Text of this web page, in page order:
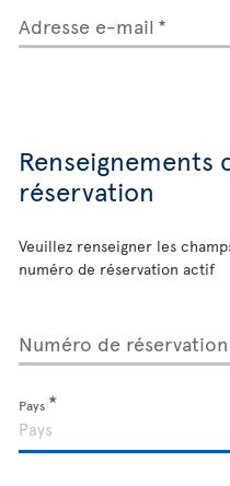
Adresse e-mail
Renseignements
réservation
Veuillez renseigner les
numéro de réservation actif
Numéro de réservation
Pays